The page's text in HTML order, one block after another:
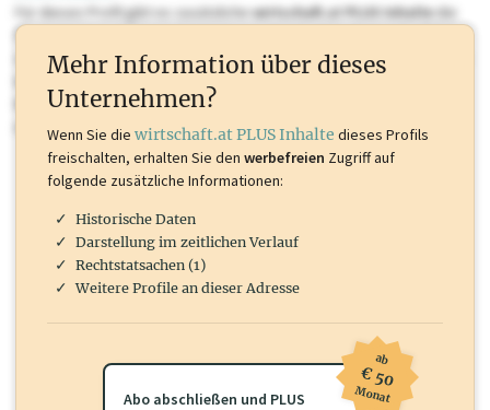
Für dieses Profil gibt es zusätzlichewirtschaft.at PLUS Inhaltedie
Sie momentan nicht einsehen können. Schalten Sie dieses Profil frei
oder loggen Sie sich ein um diese Inhalte zu sehen. wirtschaft.at PLUS
Marken, Patente, Rechtstatsachen, OTS-Aussendungen, und viele
mehr.
Mehr Information über dieses
Unternehmen?
Wenn Sie die wirtschaft.at PLUS Inhalte dieses Profils
freischalten, erhalten Sie den werbefreien Zugriff auf
folgende zusätzliche Informationen:
Historische Daten
Darstellung im zeitlichen Verlauf
Rechtstatsachen (1)
Weitere Profile an dieser Adresse
Abo abschließen und PLUS
ab
€ 50
Monat